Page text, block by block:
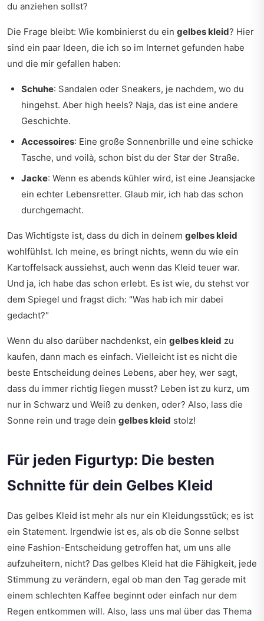
du anziehen sollst?
Die Frage bleibt: Wie kombinierst du ein gelbes kleid? Hier
sind ein paar Ideen, die ich so im Internet gefunden habe
und die mir gefallen haben:
Schuhe: Sandalen oder Sneakers, je nachdem, wo du
hingehst. Aber high heels? Naja, das ist eine andere
Geschichte.
Accessoires: Eine große Sonnenbrille und eine schicke
Tasche, und voilà, schon bist du der Star der Straße.
Jacke: Wenn es abends kühler wird, ist eine Jeansjacke
ein echter Lebensretter. Glaub mir, ich hab das schon
durchgemacht.
Das Wichtigste ist, dass du dich in deinem gelbes kleid
wohlfühlst. Ich meine, es bringt nichts, wenn du wie ein
Kartoffelsack aussiehst, auch wenn das Kleid teuer war.
Und ja, ich habe das schon erlebt. Es ist wie, du stehst vor
dem Spiegel und fragst dich: "Was hab ich mir dabei
gedacht?"
Wenn du also darüber nachdenkst, ein gelbes kleid zu
kaufen, dann mach es einfach. Vielleicht ist es nicht die
beste Entscheidung deines Lebens, aber hey, wer sagt,
dass du immer richtig liegen musst? Leben ist zu kurz, um
nur in Schwarz und Weiß zu denken, oder? Also, lass die
Sonne rein und trage dein gelbes kleid stolz!
Für jeden Figurtyp: Die besten
Schnitte für dein Gelbes Kleid
Das gelbes Kleid ist mehr als nur ein Kleidungsstück; es ist
ein Statement. Irgendwie ist es, als ob die Sonne selbst
eine Fashion-Entscheidung getroffen hat, um uns alle
aufzuheitern, nicht? Das gelbes Kleid hat die Fähigkeit, jede
Stimmung zu verändern, egal ob man den Tag gerade mit
einem schlechten Kaffee beginnt oder einfach nur dem
Regen entkommen will. Also, lass uns mal über das Thema